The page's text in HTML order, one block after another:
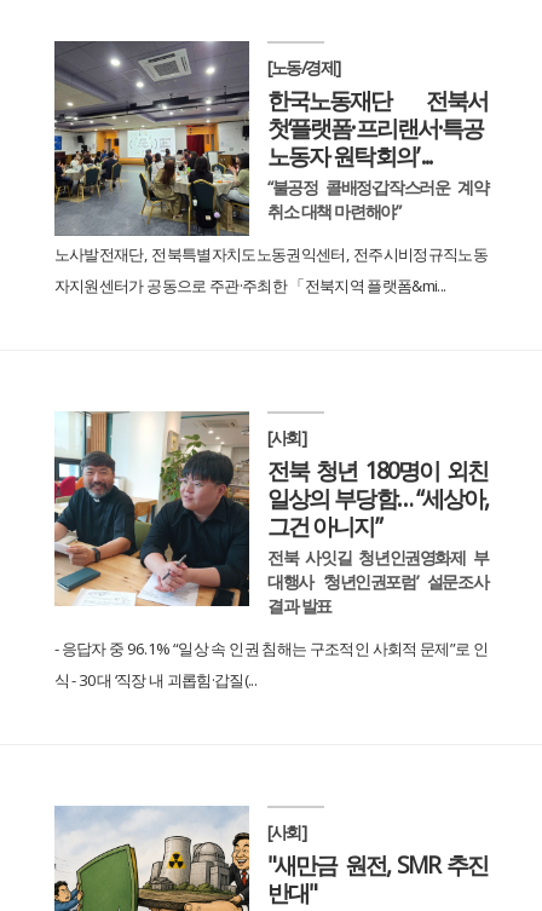
[노동/경제]
한국노동재단 전북서
첫‘플랫폼·프리랜서·특공
노동자 원탁회의’ ...
“불공정 콜배정·갑작스러운 계약
취소 대책 마련해야”
노사발전재단, 전북특별자치도노동권익센터, 전주시비정규직노동
자지원센터가 공동으로 주관·주최한 「전북지역 플랫폼&mi...
[사회]
전북 청년 180명이 외친
일상의 부당함… “세상아,
그건 아니지”
전북 사잇길 청년인권영화제 부
대행사 ‘청년인권포럼’ 설문조사
결과 발표
- 응답자 중 96.1% “일상 속 인권 침해는 구조적인 사회적 문제”로 인
식 - 30대 ‘직장 내 괴롭힘·갑질(...
[사회]
"새만금 원전, SMR 추진
반대"